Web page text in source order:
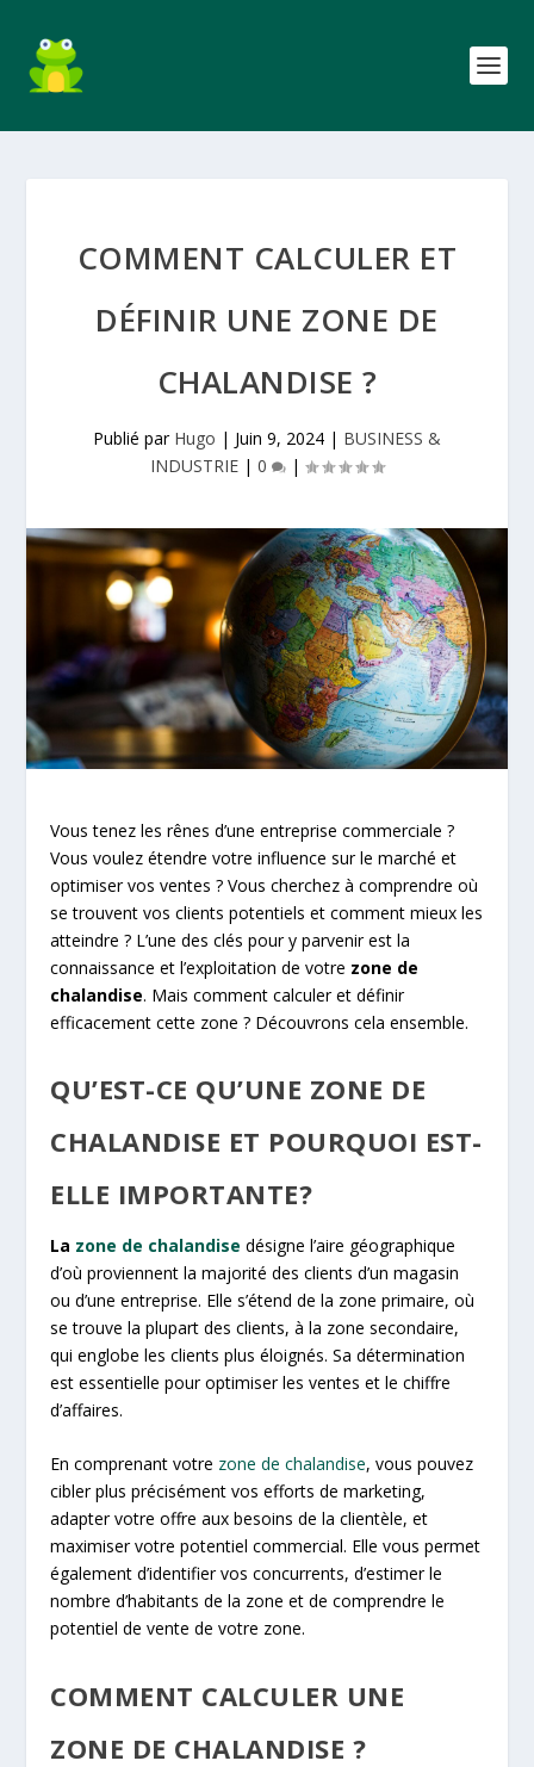
COMMENT CALCULER ET
DÉFINIR UNE ZONE DE
CHALANDISE ?
Publié par Hugo | Juin 9, 2024 | BUSINESS &
INDUSTRIE | 0 |
Vous tenez les rênes d’une entreprise commerciale ?
Vous voulez étendre votre influence sur le marché et
optimiser vos ventes ? Vous cherchez à comprendre où
se trouvent vos clients potentiels et comment mieux les
atteindre ? L’une des clés pour y parvenir est la
connaissance et l’exploitation de votre zone de
chalandise. Mais comment calculer et définir
efficacement cette zone ? Découvrons cela ensemble.
QU’EST-CE QU’UNE ZONE DE
CHALANDISE ET POURQUOI EST-
ELLE IMPORTANTE?
La zone de chalandise désigne l’aire géographique
d’où proviennent la majorité des clients d’un magasin
ou d’une entreprise. Elle s’étend de la zone primaire, où
se trouve la plupart des clients, à la zone secondaire,
qui englobe les clients plus éloignés. Sa détermination
est essentielle pour optimiser les ventes et le chiffre
d’affaires.
En comprenant votre zone de chalandise, vous pouvez
cibler plus précisément vos efforts de marketing,
adapter votre offre aux besoins de la clientèle, et
maximiser votre potentiel commercial. Elle vous permet
également d’identifier vos concurrents, d’estimer le
nombre d’habitants de la zone et de comprendre le
potentiel de vente de votre zone.
COMMENT CALCULER UNE
ZONE DE CHALANDISE ?